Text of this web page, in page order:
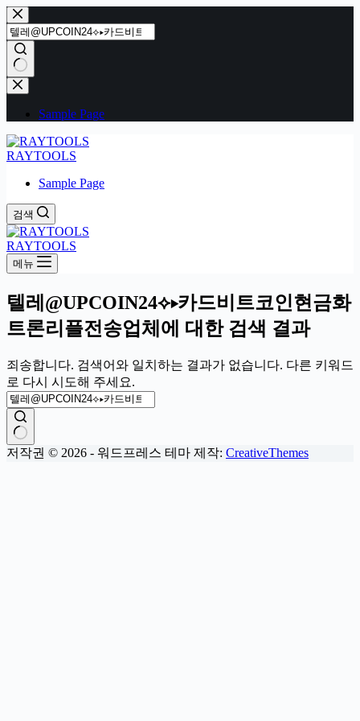
본
문
으
로
건
너
기
결
음
Sample Page
RAYTOOLS
Sample Page
검색
RAYTOOLS
메뉴
텔레@UPCOIN24⟡▸카드비트코인현금화
트론리플전송업체에 대한 검색 결과
죄송합니다. 검색어와 일치하는 결과가 없습니다. 다른 키워드
로 다시 시도해 주세요.
결
저작권 © 2026 - 워드프레스 테마 제작: CreativeThemes